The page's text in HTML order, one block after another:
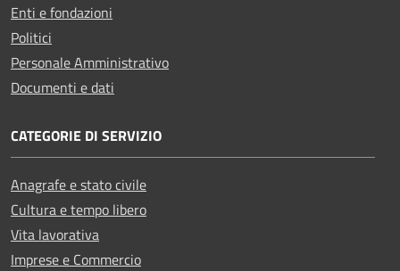
Enti e fondazioni
Politici
Personale Amministrativo
Documenti e dati
CATEGORIE DI SERVIZIO
Anagrafe e stato civile
Cultura e tempo libero
Vita lavorativa
Imprese e Commercio